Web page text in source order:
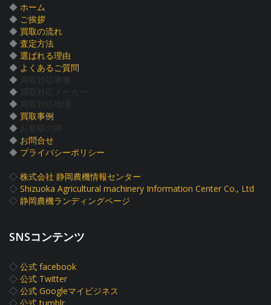
◆ ホーム
◆ ご挨拶
◆ 買取の流れ
◆ 査定方法
◆ 選ばれる理由
◆ よくあるご質問
◆
買取対応車種
◆
買取対応メーカー
◆
買取対応地域
◆ 買取事例
◆ お客様の声
◆ お問合せ
◆ プライバシーポリシー
◇ 株式会社 静岡農機情報センター
◇ Shizuoka Agricultural machinery Information Center Co., Ltd
◇ 静岡農機ランディングページ
SNSコンテンツ
◇ 公式 facebook
◇ 公式 Twitter
◇ 公式 Googleマイビジネス
◇ 公式 tumblr